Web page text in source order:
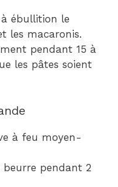
à ébullition le
les macaronis.
pendant 15 à
les pâtes soient
à feu moyen-
beurre pendant 2